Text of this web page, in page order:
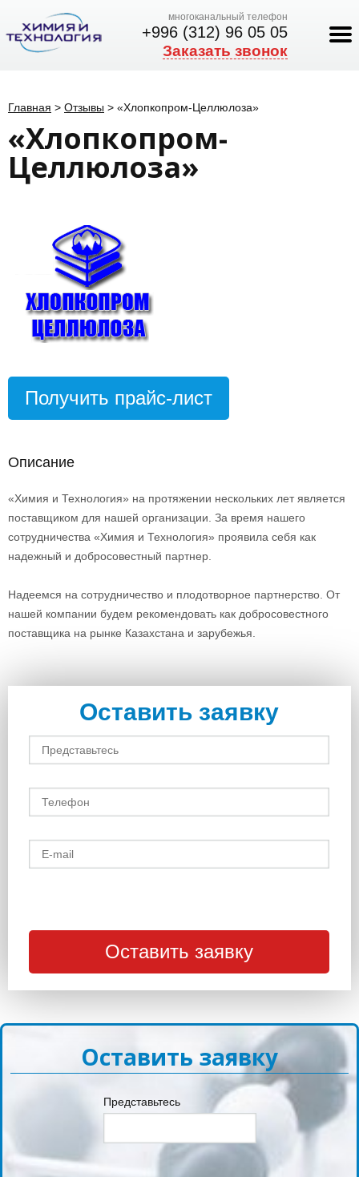
многоканальный телефон
+996 (312) 96 05 05
Заказать звонок
Главная > Отзывы > «Хлопкопром-Целлюлоза»
«Хлопкопром-
Целлюлоза»
Оставить заявку
Получить прайс-лист
Описание
«Химия и Технология» на протяжении нескольких лет является
поставщиком для нашей организации. За время нашего
сотрудничества «Химия и Технология» проявила себя как
надежный и добросовестный партнер.
Надеемся на сотрудничество и плодотворное партнерство. От
нашей компании будем рекомендовать как добросовестного
поставщика на рынке Казахстана и зарубежья.
Оставить заявку
Представьтесь